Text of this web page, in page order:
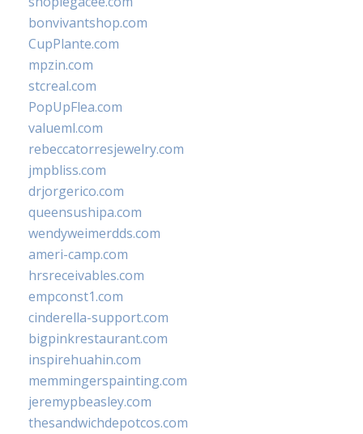
bonvivantshop.com
CupPlante.com
mpzin.com
stcreal.com
PopUpFlea.com
valueml.com
rebeccatorresjewelry.com
jmpbliss.com
drjorgerico.com
queensushipa.com
wendyweimerdds.com
ameri-camp.com
hrsreceivables.com
empconst1.com
cinderella-support.com
bigpinkrestaurant.com
inspirehuahin.com
memmingerspainting.com
jeremypbeasley.com
thesandwichdepotcos.com